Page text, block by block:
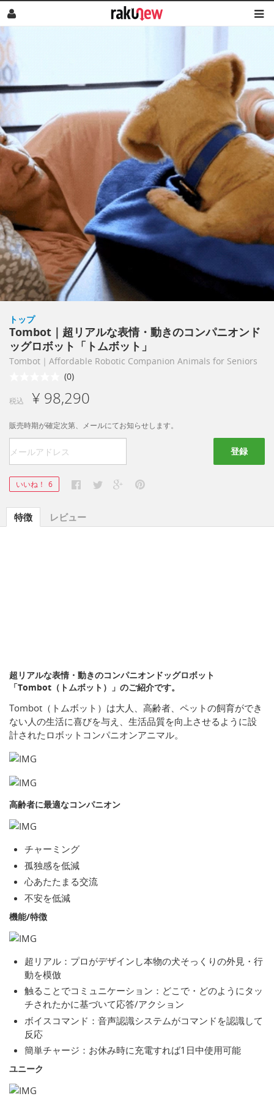
トップ
Tombot｜超リアルな表情・動きのコンパニオンド
ッグロボット「トムボット」
Tombot｜Affordable Robotic Companion Animals for Seniors
(0)
税込 ¥ 98,290
販売時期が確定次第、メールにてお知らせします。
登録
いいね！ 6
特徴 レビュー
超リアルな表情・動きのコンパニオンドッグロボット
「Tombot（トムボット）」のご紹介です。
Tombot（トムボット）は大人、高齢者、ペットの飼育ができ
ない人の生活に喜びを与え、生活品質を向上させるように設
計されたロボットコンパニオンアニマル。
高齢者に最適なコンパニオン
チャーミング
孤独感を低減
心あたたまる交流
不安を低減
機能/特徴
超リアル：プロがデザインし本物の犬そっくりの外見・行
動を模倣
触ることでコミュニケーション：どこで・どのようにタッ
チされたかに基づいて応答/アクション
ボイスコマンド：音声認識システムがコマンドを認識して
反応
簡単チャージ：お休み時に充電すれば1日中使用可能
ユニーク